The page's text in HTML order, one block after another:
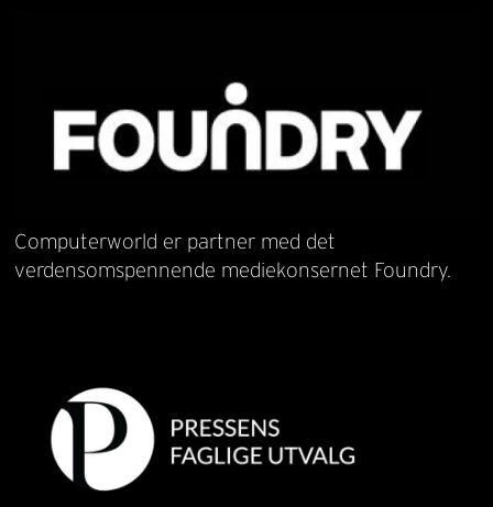
Computerworld er partner med det
verdensomspennende mediekonsernet Foundry.